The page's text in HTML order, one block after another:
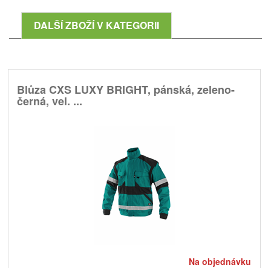
DALŠÍ ZBOŽÍ V KATEGORII
Blůza CXS LUXY BRIGHT, pánská, zeleno-
černá, vel. ...
Na objednávku